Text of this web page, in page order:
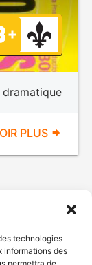
technologies
informations des
dramatique
PLUS